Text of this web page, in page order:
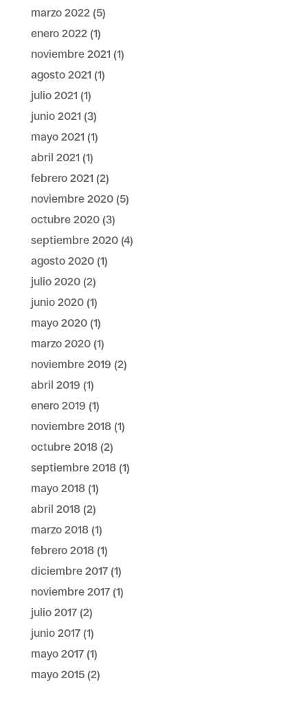
marzo 2022(5)
enero 2022(1)
noviembre 2021 (1)
agosto 2021 (1)
julio 2021 (1)
junio 2021 (3)
mayo 2021 (1)
abril 2021 (1)
febrero 2021 (2)
noviembre 2020(5)
octubre 2020(3)
septiembre 2020(4)
agosto 2020(1)
julio 2020(2)
junio 2020(1)
mayo 2020(1)
marzo 2020(1)
noviembre 2019 (2)
abril 2019 (1)
enero 2019 (1)
noviembre 2018(1)
octubre 2018(2)
septiembre 2018(1)
mayo 2018(1)
abril 2018(2)
marzo 2018(1)
febrero 2018(1)
diciembre 2017(1)
noviembre 2017(1)
julio 2017(2)
junio 2017(1)
mayo 2017(1)
mayo 2015(2)